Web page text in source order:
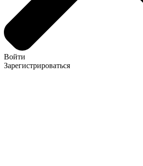
Войти
Зарегистрироваться